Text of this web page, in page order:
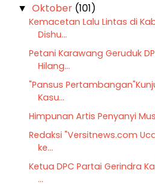
▼Oktober (101)
Kemacetan Lalu Lintas di
Dishu...
Petani Karawang Geruduk
Hilang...
"Pansus
Kasu...
Himpunan Artis Penyanyi
Redaksi "Versitnews.com
ke...
Ketua DPC Partai Gerindra
...